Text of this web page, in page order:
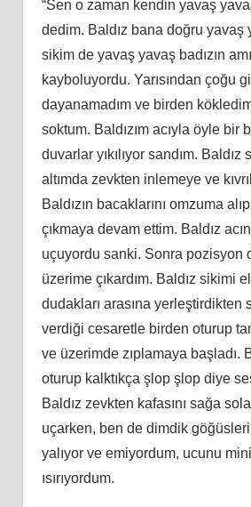
“Sen o zaman kendin yavaş
dedim. Baldız bana doğru yavaş
sikim de yavaş yavaş badızın
kayboluyordu. Yarısından çoğu
dayanamadım ve birden
soktum. Baldızım acıyla öyle bir
duvarlar yıkılıyor sandım. Baldız
altımda zevkten inlemeye ve
Baldızın bacaklarını omzuma
çıkmaya devam ettim. Baldız
uçuyordu sanki. Sonra pozisyon
üzerime çıkardım. Baldız sikimi
dudakları arasına yerleştirdikten
verdiği cesaretle birden oturup
ve üzerimde zıplamaya başladı.
oturup kalktıkça şlop şlop diye
Baldız zevkten kafasını sağa
uçarken, ben de dimdik
yalıyor ve emiyordum, ucunu
ısırıyordum.